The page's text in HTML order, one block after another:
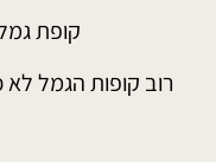
קופת
רוב קופות הגמל לא